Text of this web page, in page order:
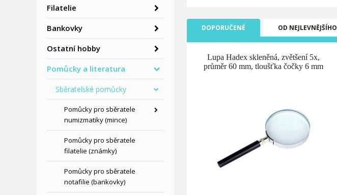
Filatelie
Bankovky
Ostatní hobby
Pomůcky a literatura
Sběratelské pomůcky
Pomůcky pro sběratele
numizmatiky (mince)
Pomůcky pro sběratele
filatelie (známky)
Pomůcky pro sběratele
notafilie (bankovky)
DOPORUČENÉ OD NEJLEVNĚJŠÍHO
Lupa Hadex skleněná, zvětšení 5x,
průměr 60 mm, tloušťka čočky 6 mm